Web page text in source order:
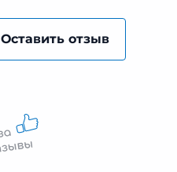
Оставить отзыв